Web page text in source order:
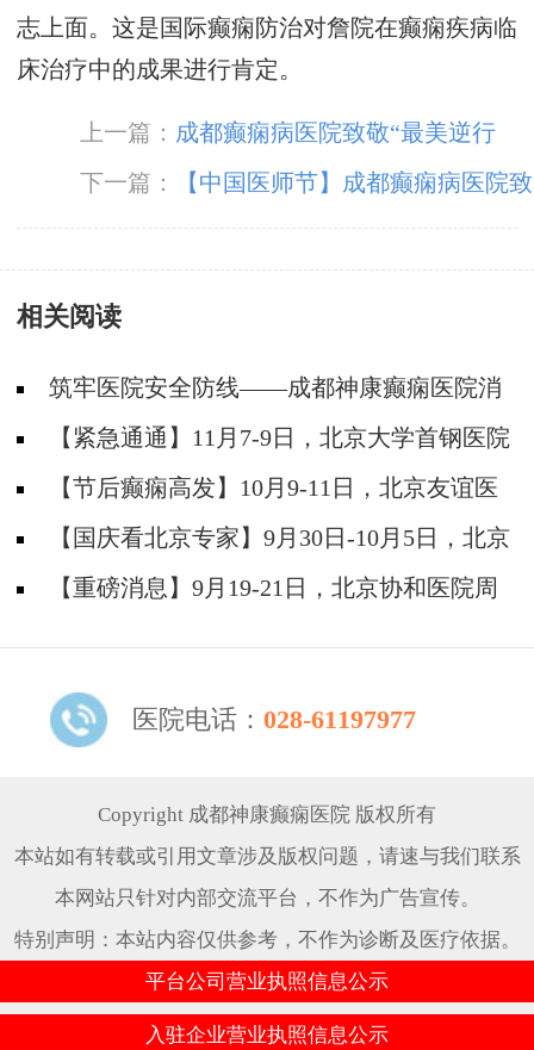
志上面。这是国际癫痫防治对詹院在癫痫疾病临
床治疗中的成果进行肯定。
上一篇： 成都癫痫病医院致敬“最美逆行
者”，成都神康举行“抗疫勇士”表彰大会及“癫痫
急救及护理知识讲座”
下一篇：
【中国医师节】成都癫痫病医院致
敬最美“医”瞬间，祝所有平凡而伟大的医师们节
相关阅读
筑牢医院安全防线——成都神康癫痫医院消
防安全培训纪实
【紧急通通】11月7-9日，北京大学首钢医院
神经内科胡颖教授亲临成都会诊，破解癫痫疑难
【节后癫痫高发】10月9-11日，北京友谊医
院陈葵博士免费会诊+治疗援助，破解癫痫难
题！
【国庆看北京专家】9月30日-10月5日，北京
天坛&首钢医院两大专家蓉城亲诊+癫痫大额救
【重磅消息】9月19-21日，北京协和医院周
医院电话： 028-61197977
Copyright 成都神康癫痫医院 版权所有
本站如有转载或引用文章涉及版权问题，请速与我们联系
本网站只针对内部交流平台，不作为广告宣传。
特别声明：本站内容仅供参考，不作为诊断及医疗依据。
平台公司营业执照信息公示
入驻企业营业执照信息公示